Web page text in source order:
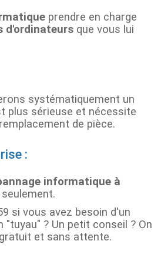
prendre en charge
d'ordinateurs que vous lui
systématiquement un
plus sérieuse et nécessite
de pièce.
:
informatique à
si vous avez besoin d'un
"tuyau" ? Un petit conseil ? On
et sans attente.